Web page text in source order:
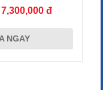
IPS
7,300,000 đ
NGAY
cấp máy tính iMac